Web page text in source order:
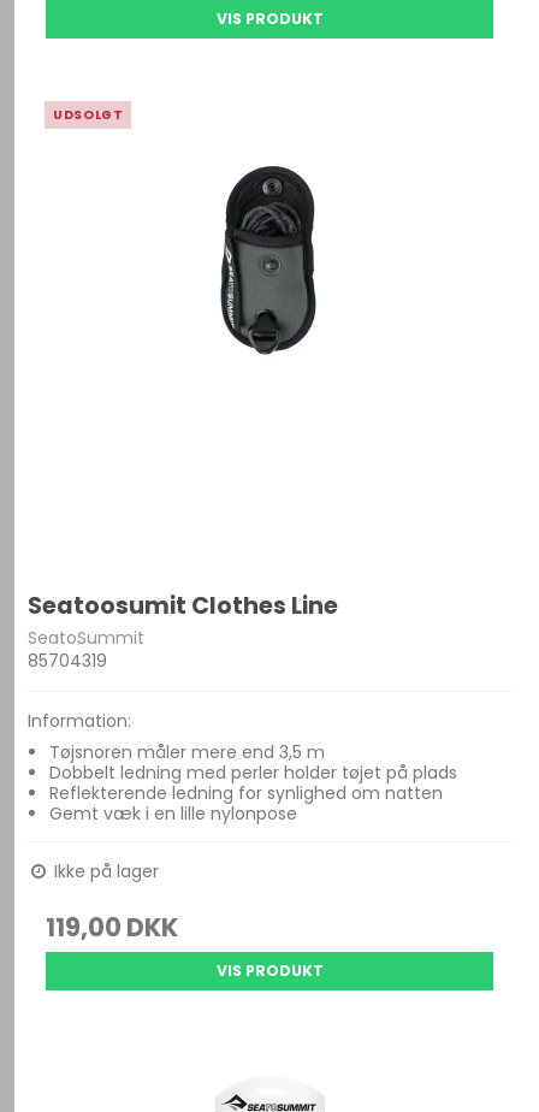
VIS PRODUKT
UDSOLGT
Seatoosumit Clothes Line
SeatoSummit
85704319
Information:
Tøjsnoren måler mere end 3,5 m
Dobbelt ledning med perler holder tøjet på plads
Reflekterende ledning for synlighed om natten
Gemt væk i en lille nylonpose
Ikke på lager
119,00 DKK
VIS PRODUKT